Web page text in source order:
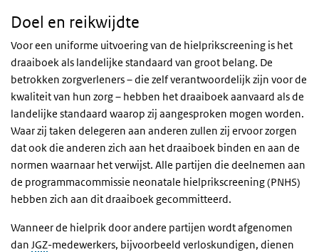
Doel en reikwijdte
Voor een uniforme uitvoering van de hielprikscreening is het
draaiboek als landelijke standaard van groot belang. De
betrokken zorgverleners – die zelf verantwoordelijk zijn voor de
kwaliteit van hun zorg – hebben het draaiboek aanvaard als de
landelijke standaard waarop zij aangesproken mogen worden.
Waar zij taken delegeren aan anderen zullen zij ervoor zorgen
dat ook die anderen zich aan het draaiboek binden en aan de
normen waarnaar het verwijst. Alle partijen die deelnemen aan
de programmacommissie neonatale hielprikscreening (PNHS)
hebben zich aan dit draaiboek gecommitteerd.
Wanneer de hielprik door andere partijen wordt afgenomen
dan JGZ-medewerkers, bijvoorbeeld verloskundigen, dienen